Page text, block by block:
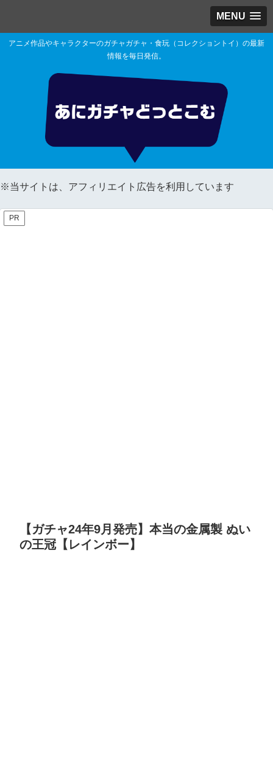
MENU
アニメ作品やキャラクターのガチャガチャ・食玩（コレクショントイ）の最新
情報を毎日発信。
※当サイトは、アフィリエイト広告を利用しています
PR
【ガチャ24年9月発売】本当の金属製 ぬい
の王冠【レインボー】